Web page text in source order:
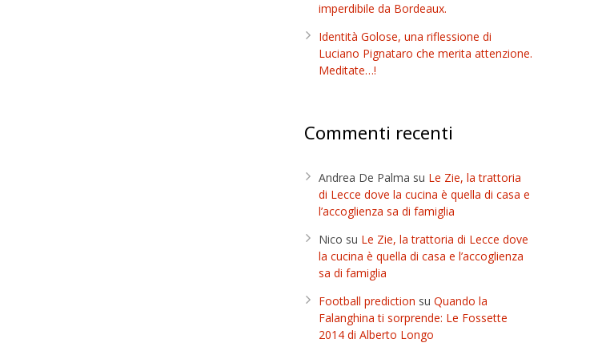
imperdibile da Bordeaux.
Identità Golose, una riflessione di
Luciano Pignataro che merita attenzione.
Meditate…!
Commenti recenti
Andrea De Palma su Le Zie, la trattoria
di Lecce dove la cucina è quella di casa e
l’accoglienza sa di famiglia
Nico su Le Zie, la trattoria di Lecce dove
la cucina è quella di casa e l’accoglienza
sa di famiglia
Football prediction su Quando la
Falanghina ti sorprende: Le Fossette
2014 di Alberto Longo